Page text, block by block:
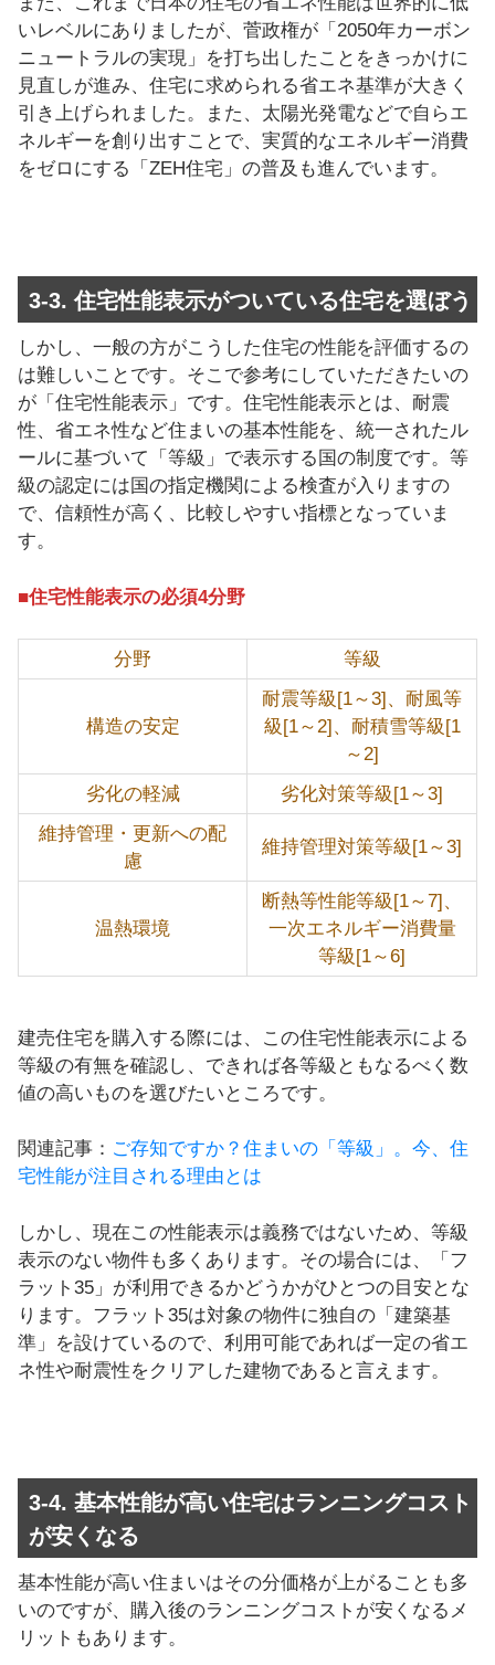
いレベルにありましたが、菅政権が「2050年カーボン
ニュートラルの実現」を打ち出したことをきっかけに
見直しが進み、住宅に求められる省エネ基準が大きく
引き上げられました。また、太陽光発電などで自らエ
ネルギーを創り出すことで、実質的なエネルギー消費
をゼロにする「ZEH住宅」の普及も進んでいます。
3-3. 住宅性能表示がついている住宅を選ぼう
しかし、一般の方がこうした住宅の性能を評価するの
は難しいことです。そこで参考にしていただきたいの
が「住宅性能表示」です。住宅性能表示とは、耐震
性、省エネ性など住まいの基本性能を、統一されたル
ールに基づいて「等級」で表示する国の制度です。等
級の認定には国の指定機関による検査が入りますの
で、信頼性が高く、比較しやすい指標となっていま
す。
■住宅性能表示の必須4分野
分野 等級
構造の安定
耐震等級[1～3]、耐風等
級[1～2]、耐積雪等級[1
～2]
劣化の軽減
劣化対策等級[1～3]
維持管理・更新への配
慮
維持管理対策等級[1～3]
温熱環境
断熱等性能等級[1～7]、
一次エネルギー消費量
等級[1～6]
建売住宅を購入する際には、この住宅性能表示による
等級の有無を確認し、できれば各等級ともなるべく数
値の高いものを選びたいところです。
関連記事： ご存知ですか？住まいの「等級」。今、住
宅性能が注目される理由とは
しかし、現在この性能表示は義務ではないため、等級
表示のない物件も多くあります。その場合には、「フ
ラット35」が利用できるかどうかがひとつの目安とな
ります。フラット35は対象の物件に独自の「建築基
準」を設けているので、利用可能であれば一定の省エ
ネ性や耐震性をクリアした建物であると言えます。
3-4. 基本性能が高い住宅はランニングコスト
が安くなる
基本性能が高い住まいはその分価格が上がることも多
いのですが、購入後のランニングコストが安くなるメ
リットもあります。